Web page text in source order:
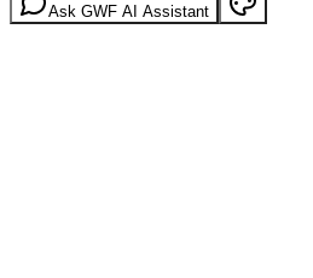
Ask GWF AI Assistant